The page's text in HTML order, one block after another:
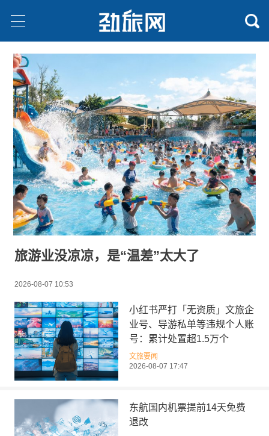
旅游业没凉凉，是“温差”太大了
2026-08-07 10:53
小红书严打「无资质」文旅企
业号、导游私单等违规个人账
号：累计处置超1.5万个
文旅要闻
2026-08-07 17:47
东航国内机票提前14天免费
退改